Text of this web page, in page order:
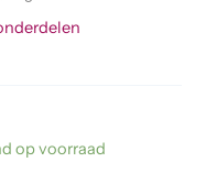
op voorraad